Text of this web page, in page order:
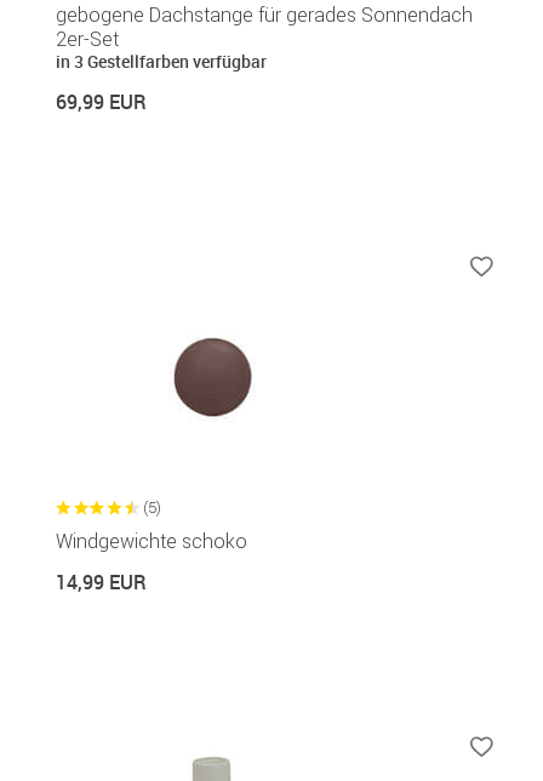
gebogene Dachstange für gerades Sonnendach
2er-Set
in 3 Gestellfarben verfügbar
69,99 EUR
(5)
Windgewichte schoko
14,99 EUR